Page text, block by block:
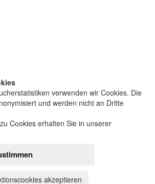
verwenden wir Cookies. Die
und werden nicht an Dritte
Cookies erhalten Sie in unserer
akzeptieren